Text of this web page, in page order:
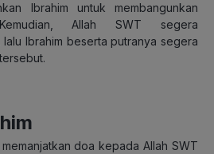
Ibrahim untuk membangunkan
Allah SWT segera
Ibrahim beserta putranya segera
doa kepada Allah SWT